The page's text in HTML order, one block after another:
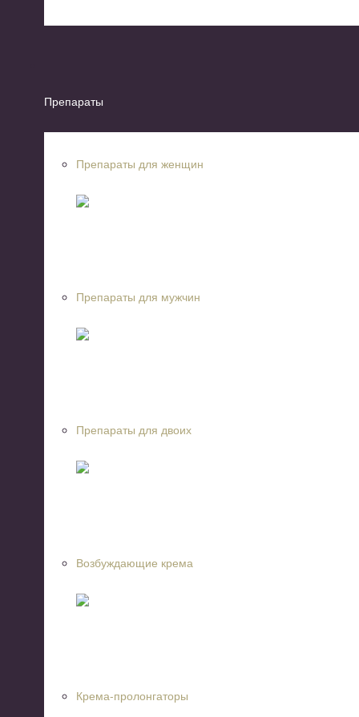
Препараты
Препараты для женщин
Препараты для мужчин
Препараты для двоих
Возбуждающие крема
Крема-пролонгаторы